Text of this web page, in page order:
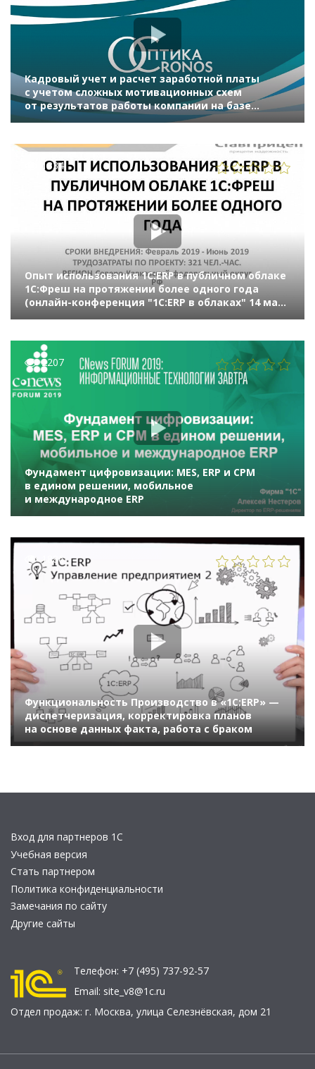
Кадровый учет и расчет заработной платы
с учетом сложных мотивационных схем
от результатов работы компании на базе
программного продукта «1С:ERP»
1334
Опыт использования 1С:ERP в публичном облаке
1С:Фреш на протяжении более одного года
(онлайн-конференция "1С:ERP в облаках" 14 мая
2207
Фундамент цифровизации: MES, ERP и CPM
в едином решении, мобильное
и международное ERP
1886
Функциональность Производство в «1С:ERP» —
диспетчеризация, корректировка планов
на основе данных факта, работа с браком
Вход для партнеров 1С
Учебная версия
Стать партнером
Политика конфиденциальности
Замечания по сайту
Другие сайты
Телефон: +7 (495) 737-92-57
Email: site_v8@1c.ru
Отдел продаж: г. Москва, улица Селезнёвская, дом 21